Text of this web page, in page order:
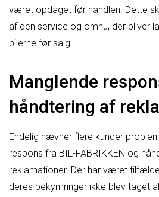
været opdaget før handlen. Dette
af den service og omhu, der bliver
bilerne før salg.
Manglende
håndtering af
Endelig nævner flere kunder
respons fra BIL-FABRIKKEN og
reklamationer. Der har været
deres bekymringer ikke blev taget